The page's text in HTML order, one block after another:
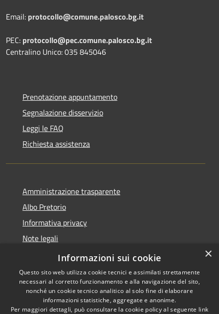
Email: protocollo@comune.palosco.bg.it
PEC: protocollo@pec.comune.palosco.bg.it
Centralino Unico: 035 845046
Prenotazione appuntamento
Segnalazione disservizio
Leggi le FAQ
Richiesta assistenza
Amministrazione trasparente
Albo Pretorio
Informativa privacy
Note legali
Dichiarazione di accessibilità
Copyright © 2026 • Comune di
×
Informazioni sui cookie
Questo sito web utilizza cookie tecnici e assimilati strettamente
necessari al corretto funzionamento e alla navigazione del sito,
nonché un cookie tecnico analitico al solo fine di elaborare
informazioni statistiche, aggregate e anonime.
Per maggiori dettagli, può consultare la cookie policy al seguente link